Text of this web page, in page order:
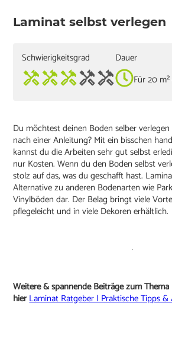
Laminat selbst verlegen
Schwierigkeitsgrad
Dauer
Für 20
Du möchtest deinen Boden selber
nach einer Anleitung? Mit ein bisschen
kannst du die Arbeiten sehr gut selbst
nur Kosten. Wenn du den Boden selbst
stolz auf das, was du geschafft hast.
Alternative zu anderen Bodenarten wie
Vinylböden dar. Der Belag bringt viele
pflegeleicht und in viele Dekoren erhältlich.
Weitere & spannende Beiträge zum
hierLaminat Ratgeber | Praktische Tipps